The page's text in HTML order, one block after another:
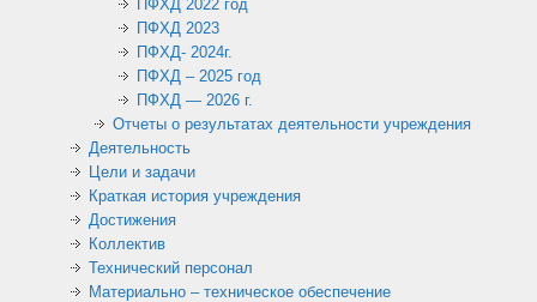
ПФХД 2022 год
ПФХД 2023
ПФХД- 2024г.
ПФХД – 2025 год
ПФХД — 2026 г.
Отчеты о результатах деятельности учреждения
Деятельность
Цели и задачи
Краткая история учреждения
Достижения
Коллектив
Технический персонал
Материально – техническое обеспечение